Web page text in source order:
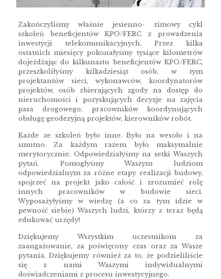
Zakończyliśmy właśnie jesienno- zimowy cykl
szkoleń beneficjentów KPO/FERC z prowadzenia
inwestycji telekomunikacyjnych. Przez kilka
ostatnich miesięcy pokonałyśmy tysiące kilometrów
dojeżdżając do kilkunastu beneficjentów KPO/FERC,
przeszkoliłyśmy kilkadziesiąt osób, w tym
projektantów sieci, wykonawców, koordynatorów
projektów, osób zbierających zgody na dostęp do
nieruchomości i pozyskujących decyzje na zajęcia
pasa drogowego, pracowników koordynujących
obsługę geodezyjną projektów, kierowników robót.
Każde ze szkoleń było inne. Było na wesoło i na
smutno. Za każdym razem było maksymalnie
merytorycznie. Odpowiedziałyśmy na setki Waszych
pytań. Pomogłyśmy Waszym ludziom
odpowiedzialnym za różne etapy realizacji budowy,
spojrzeć na projekt jako całość i zrozumieć rolę
innych pracowników w budowie sieci.
Wyposażyłyśmy w wiedzę (a co za tym idzie w
pewność siebie) Waszych ludzi, którzy z teraz będą
edukować urzędy!
Dziękujemy Wszystkim uczestnikom za
zaangażowanie, za poświęcony czas oraz za Wasze
pytania. Dziękujemy również za to, że podzieliliście
się z nami Waszymi indywidualnymi
doświadczeniami z procesu inwestycyjnego.